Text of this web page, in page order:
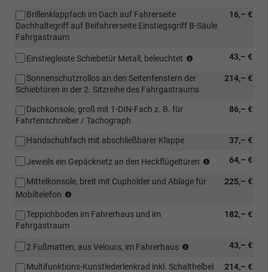
16,– €
Brillenklappfach im Dach auf Fahrerseite
Dachhaltegriff auf Beifahrerseite Einstiegsgriff B-Säule
Fahrgastraum
43,– €
Einstiegleiste Schiebetür Metall, beleuchtet
Verbindung
mit
Transporter)
214,– €
Sonnenschutzrollos an den Seitenfenstern der
Schiebtüren in der 2. Sitzreihe des Fahrgastraums
86,– €
Dachkonsole, groß mit 1-DIN-Fach z. B. für
Fahrtenschreiber / Tachograph
37,– €
Handschuhfach mit abschließbarer Klappe
64,– €
Jeweils ein Gepäcknetz an den Heckflügeltüren
Verbindung
dachhoher
225,– €
Mittelkonsole, breit mit Cupholder und Ablage für
Mobiltelefon
Verbindung
Fixierpunkt
182,– €
Teppichboden im Fahrerhaus und im
Fahrgastraum
43,– €
2 Fußmatten, aus Velours, im Fahrerhaus
Verbindung214,– €
Multifunktions-Kunstlederlenkrad inkl. Schalthelbel